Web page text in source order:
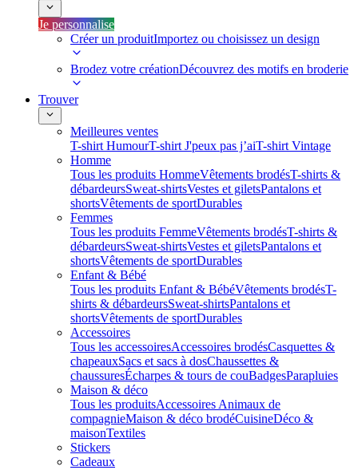
Je personnalise
Créer un produitImportez ou choisissez un design
Brodez votre créationDécouvrez des motifs en broderie
Trouver
Meilleures ventes
T-shirt HumourT-shirt J'peux pas j’aiT-shirt Vintage
Homme
Tous les produits HommeVêtements brodésT-shirts &
débardeursSweat-shirtsVestes et giletsPantalons et
shortsVêtements de sportDurables
Femmes
Tous les produits FemmeVêtements brodésT-shirts &
débardeursSweat-shirtsVestes et giletsPantalons et
shortsVêtements de sportDurables
Enfant & Bébé
Tous les produits Enfant & BébéVêtements brodésT-
shirts & débardeursSweat-shirtsPantalons et
shortsVêtements de sportDurables
Accessoires
Tous les accessoiresAccessoires brodésCasquettes &
chapeauxSacs et sacs à dosChaussettes &
chaussuresÉcharpes & tours de couBadgesParapluies
Maison & déco
Tous les produitsAccessoires Animaux de
compagnieMaison & déco brodéCuisineDéco &
maisonTextiles
Stickers
Cadeaux